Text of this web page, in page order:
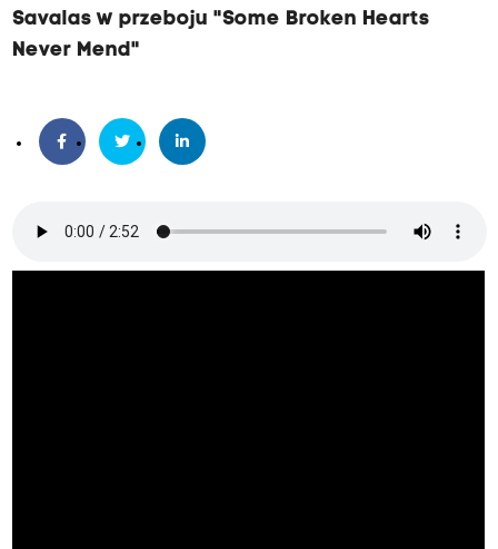
Savalas w przeboju "Some Broken Hearts
Never Mend"